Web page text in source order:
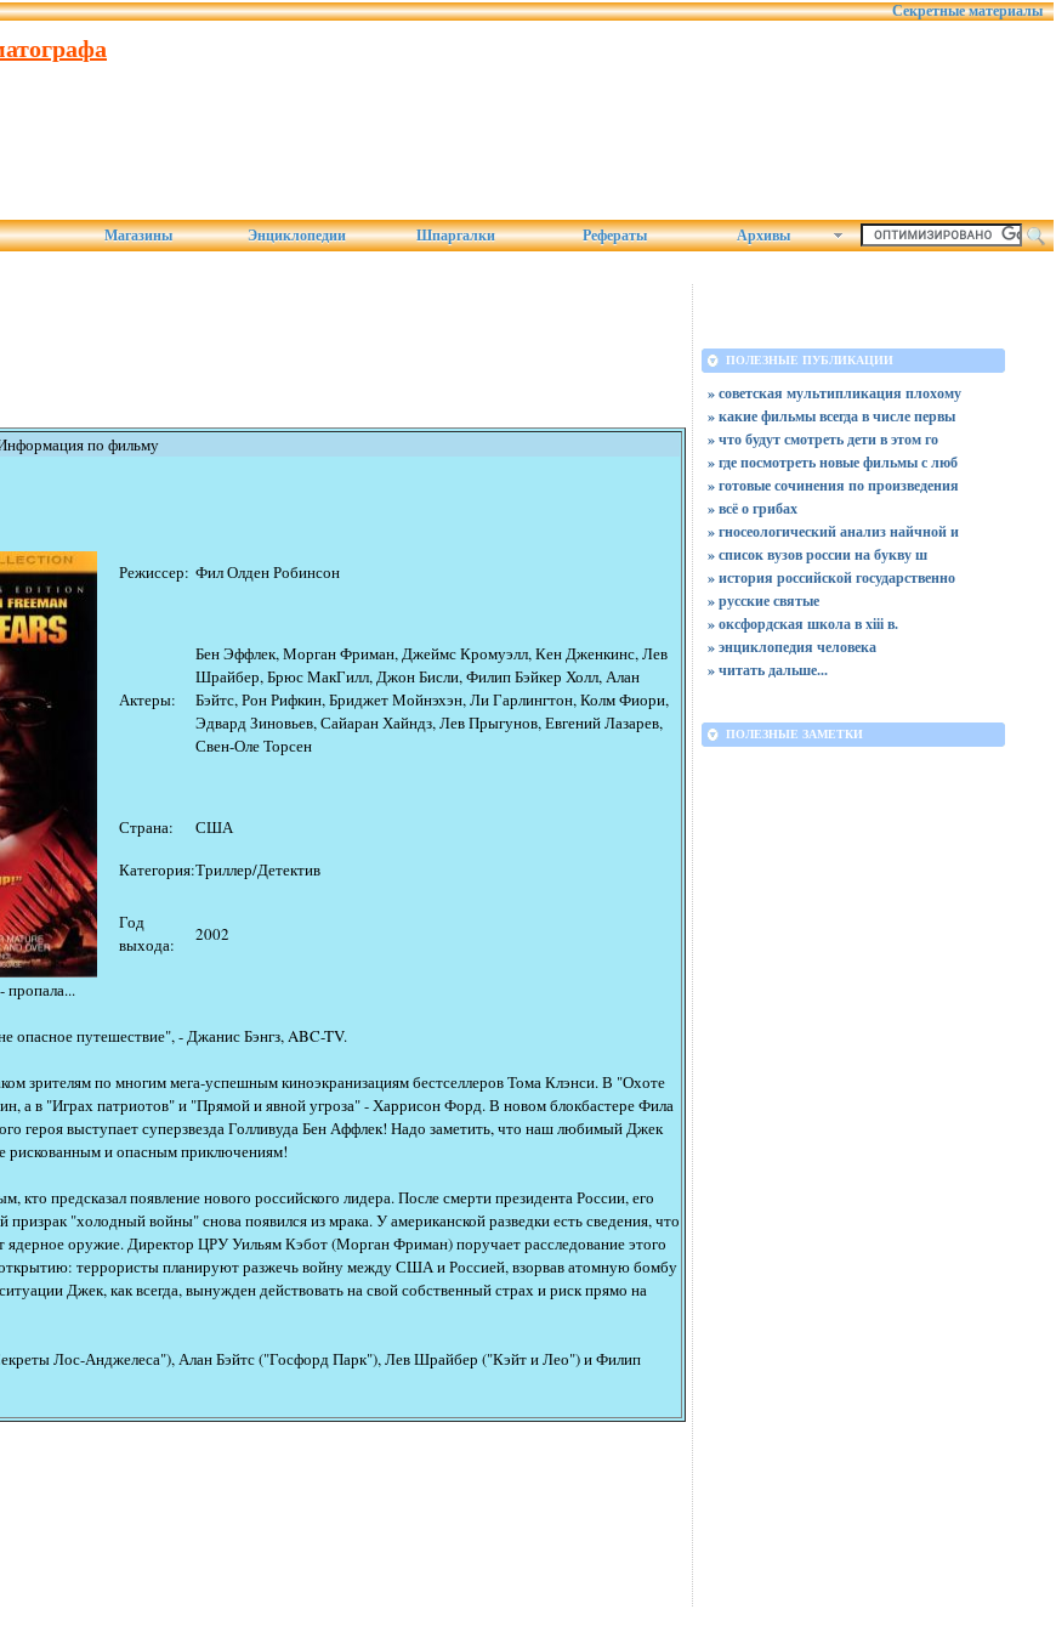
Секретные материалы
Магазины Энциклопедии Шпаргалки Рефераты Архивы
по фильму
Режиссер: Фил Олден Робинсон
Актеры:
Бен Эффлек, Морган Фриман, Джеймс Кромуэлл, Кен Дженкинс, Лев
Шрайбер, Брюс МакГилл, Джон Бисли, Филип Бэйкер Холл, Алан
Бэйтс, Рон Рифкин, Бриджет Мойнэхэн, Ли Гарлингтон, Колм Фиори,
Эдвард Зиновьев, Сайаран Хайндз, Лев Прыгунов, Евгений Лазарев,
Свен-Оле Торсен
Страна:
США
Категория:Триллер/Детектив
Год
выхода:
2002
пропала...
опасное путешествие", - Джанис Бэнгз, ABC-TV.
зрителям по многим мега-успешным киноэкранизациям бестселлеров Тома Клэнси. В "Охоте
а в "Играх патриотов" и "Прямой и явной угроза" - Харрисон Форд. В новом блокбастере Фила
героя выступает суперзвезда Голливуда Бен Аффлек! Надо заметить, что наш любимый Джек
рискованным и опасным приключениям!
предсказал появление нового российского лидера. После смерти президента России, его
"холодный войны" снова появился из мрака. У американской разведки есть сведения, что
ядерное оружие. Директор ЦРУ Уильям Кэбот (Морган Фриман) поручает расследование этого
террористы планируют разжечь войну между США и Россией, взорвав атомную бомбу
Джек, как всегда, вынужден действовать на свой собственный страх и риск прямо на
Лос-Анджелеса"), Алан Бэйтс ("Госфорд Парк"), Лев Шрайбер ("Кэйт и Лео") и Филип
ПОЛЕЗНЫЕ ПУБЛИКАЦИИ
» советская мультипликация плохому
» какие фильмы всегда в числе первы
» что будут смотреть дети в этом го
» где посмотреть новые фильмы с люб
» готовые сочинения по произведения
» всё о грибах
» гносеологический анализ найчной и
» список вузов россии на букву ш
» история российской государственно
» русские святые
» оксфордская школа в xiii в.
» энциклопедия человека
»читать дальше...
ПОЛЕЗНЫЕ ЗАМЕТКИ